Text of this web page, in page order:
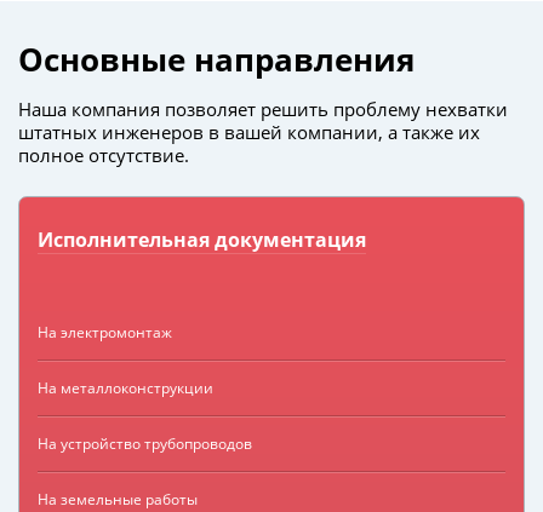
Основные направления
Наша компания позволяет решить проблему нехватки
штатных инженеров в вашей компании, а также их
полное отсутствие.
Исполнительная документация
На электромонтаж
На металлоконструкции
На устройство трубопроводов
На земельные работы